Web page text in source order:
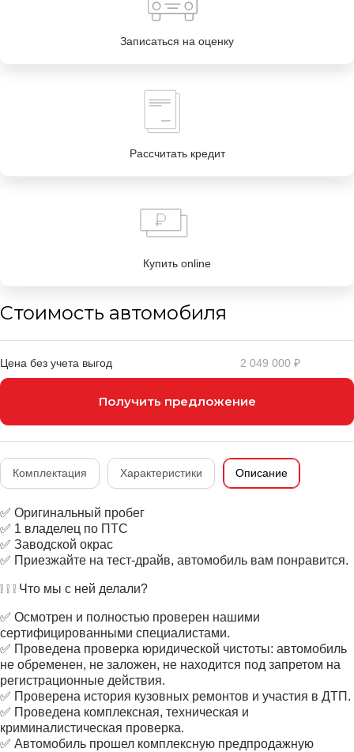
Записаться на оценку
Рассчитать кредит
Купить online
Стоимость автомобиля
Цена без учета выгод 2 049 000 ₽
Получить предложение
Комплектация Характеристики Описание
✅ Оригинальный пробег
✅ 1 владелец по ПТС
✅ Заводской окрас
✅ Приезжайте на тест-драйв, автомобиль вам понравится.
❕ ❕ ❕ Что мы с ней делали?
✅ Осмотрен и полностью проверен нашими
сертифицированными специалистами.
✅ Проведена проверка юридической чистоты: автомобиль
не обременен, не заложен, не находится под запретом на
регистрационные действия.
✅ Проверена история кузовных ремонтов и участия в ДТП.
✅ Проведена комплексная, техническая и
криминалистическая проверка.
✅ Автомобиль прошел комплексную предпродажную